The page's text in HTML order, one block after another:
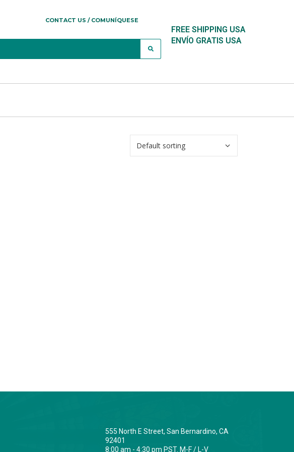
CONTACT US / COMUNÍQUESE
FREE SHIPPING USA
ENVÍO GRATIS USA
555 North E Street, San Bernardino, CA
92401
8:00 am - 4:30 pm PST. M-F / L-V